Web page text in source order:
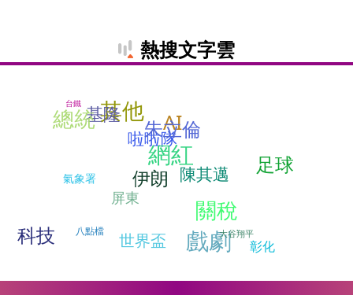
熱搜文字雲
其他
啦啦隊
伊朗
戲劇
陳其邁
AI
屏東
彰化
台鐵
世界盃
八點檔
科技
氣象署
網紅 足球
朱立倫
基隆
大谷翔平
總統
關稅